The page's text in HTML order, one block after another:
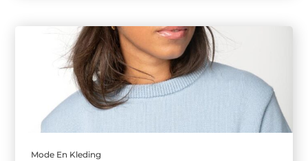
Mode En Kleding